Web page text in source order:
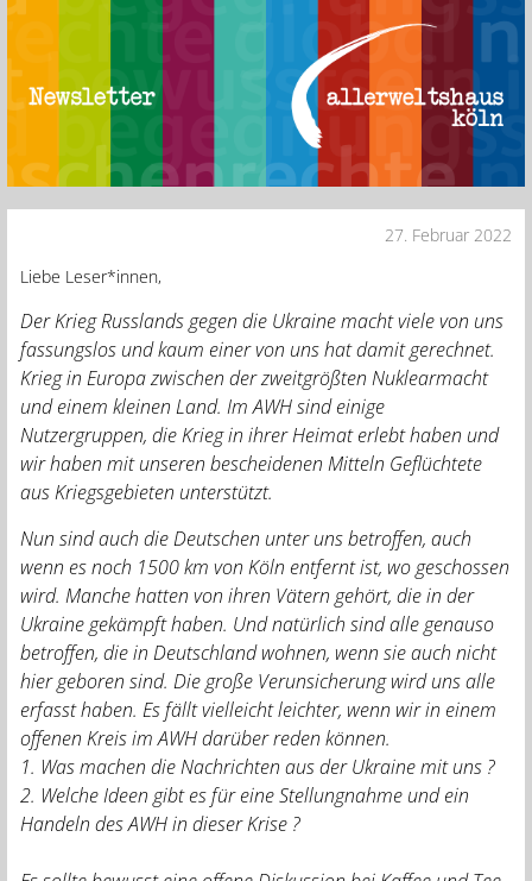
27. Februar 2022
Liebe Leser*innen,
Der Krieg Russlands gegen die Ukraine macht viele von uns
fassungslos und kaum einer von uns hat damit gerechnet.
Krieg in Europa zwischen der zweitgrößten Nuklearmacht
und einem kleinen Land. Im AWH sind einige
Nutzergruppen, die Krieg in ihrer Heimat erlebt haben und
wir haben mit unseren bescheidenen Mitteln Geflüchtete
aus Kriegsgebieten unterstützt.
Nun sind auch die Deutschen unter uns betroffen, auch
wenn es noch 1500 km von Köln entfernt ist, wo geschossen
wird. Manche hatten von ihren Vätern gehört, die in der
Ukraine gekämpft haben. Und natürlich sind alle genauso
betroffen, die in Deutschland wohnen, wenn sie auch nicht
hier geboren sind. Die große Verunsicherung wird uns alle
erfasst haben. Es fällt vielleicht leichter, wenn wir in einem
offenen Kreis im AWH darüber reden können.
1. Was machen die Nachrichten aus der Ukraine mit uns ?
2. Welche Ideen gibt es für eine Stellungnahme und ein
Handeln des AWH in dieser Krise ?